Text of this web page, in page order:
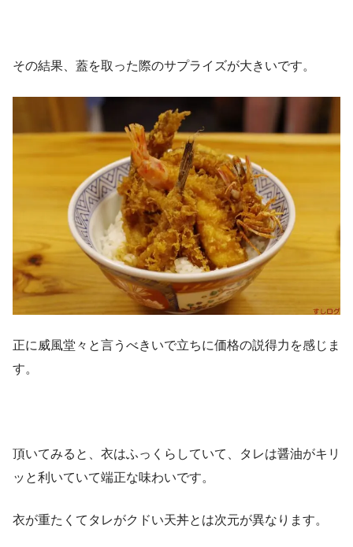
その結果、蓋を取った際のサプライズが大きいです。
正に威風堂々と言うべきいで立ちに価格の説得力を感じま
す。
頂いてみると、衣はふっくらしていて、タレは醤油がキリ
ッと利いていて端正な味わいです。
衣が重たくてタレがクドい天丼とは次元が異なります。